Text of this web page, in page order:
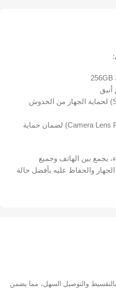
حماية شاشة (Screen Protector) لحماية الجهاز من الخدوش
حماية عدسة الكاميرا (Camera Lens Protector) لضمان حماية
يجمع بين الهاتف وجميع
والحفاظ عليه بأفضل حالة
والتوصيل السهل، مما يضمن